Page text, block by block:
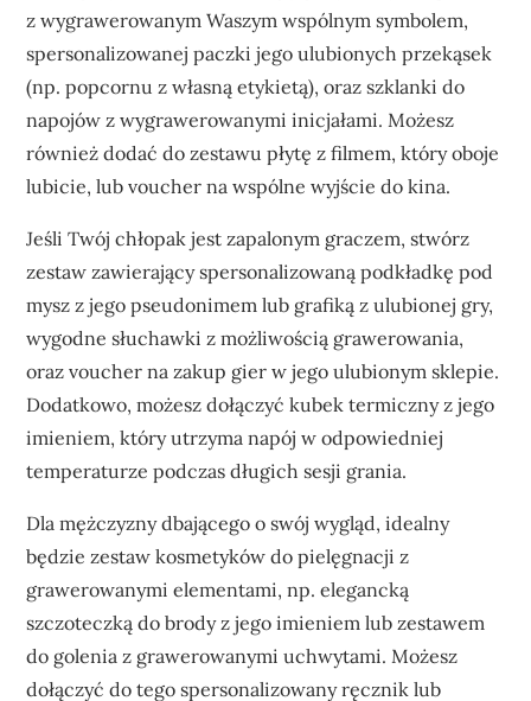
z wygrawerowanym Waszym wspólnym symbolem,
spersonalizowanej paczki jego ulubionych przekąsek
(np. popcornu z własną etykietą), oraz szklanki do
napojów z wygrawerowanymi inicjałami. Możesz
również dodać do zestawu płytę z filmem, który oboje
lubicie, lub voucher na wspólne wyjście do kina.
Jeśli Twój chłopak jest zapalonym graczem, stwórz
zestaw zawierający spersonalizowaną podkładkę pod
mysz z jego pseudonimem lub grafiką z ulubionej gry,
wygodne słuchawki z możliwością grawerowania,
oraz voucher na zakup gier w jego ulubionym sklepie.
Dodatkowo, możesz dołączyć kubek termiczny z jego
imieniem, który utrzyma napój w odpowiedniej
temperaturze podczas długich sesji grania.
Dla mężczyzny dbającego o swój wygląd, idealny
będzie zestaw kosmetyków do pielęgnacji z
grawerowanymi elementami, np. elegancką
szczoteczką do brody z jego imieniem lub zestawem
do golenia z grawerowanymi uchwytami. Możesz
dołączyć do tego spersonalizowany ręcznik lub